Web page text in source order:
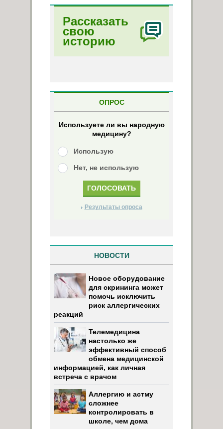
Рассказать
свою
историю
ОПРОС
Используете ли вы народную
медицину?
Использую
Нет, не использую
Результаты опроса
НОВОСТИ
Новое оборудование
для скрининга может
помочь исключить
риск аллергических
реакций
Телемедицина
настолько же
эффективный способ
обмена медицинской
информацией, как личная
встреча с врачом
Аллергию и астму
сложнее
контролировать в
школе, чем дома